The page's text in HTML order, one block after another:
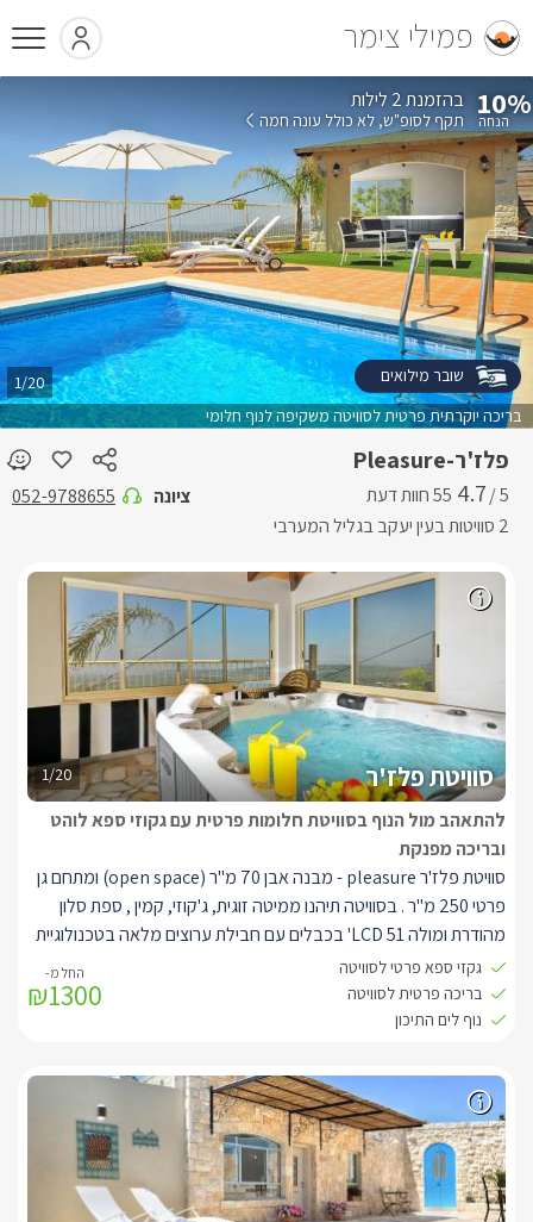
פמילי צימר
פלז'ר-Pleasure
5 /
4.7
2 סוויטות בעין יעקב בגליל המערבי
ציונה 052-9788655
בריכה יוקרתית פרטית לסוויטה משקיפה לנוף חלומי
1/20
10% בהזמנת 2 לילות
תקף לסופ"ש לא כולל עונה חמה
שובר מילואים
1/20 סוויטת פלז'ר
להתאהב מול הנוף בסוויטת חלומות פרטית עם גקוזי ספא לוהט
ובריכה מפנקת
סוויטת פלז'ר pleasure - מבנה אבן 70 מ"ר (open space) ומתחם גן
פרטי 250 מ"ר . בסוויטה תיהנו ממיטה זוגית, ג'קוזי, קמין , ספת סלון
מהודרת ומולה LCD 51' בכבלים עם חבילת ערוצים מלאה בטכנולוגיית
HD, חיבור USB, מערכת הגברה ונגן DVD , חדר רחצה מפנק עם ראש
גשם גדול, פינת אוכל, מיזוג אוויר ומטבח מאובזר הכולל מיקרוגל,
מקרר, מכונת קפה נספרסו וכלי מטבח. בגן הפרטי של הסוויטה תהנו
בגודל 4/6 , מיטות שיזוף, פינת אוכל לזוג מול הנוף, תאורה צבעונית,
גינה מטופחת עם צמחים ופרחים צבעוניים.
גקזי ספא פרטי לסוויטה
בריכה פרטית לסוויטה
נוף לים התיכון
₪1300